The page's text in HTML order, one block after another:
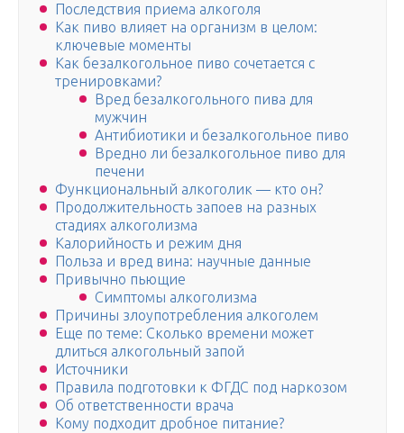
Последствия приема алкоголя
Как пиво влияет на организм в целом:
ключевые моменты
Как безалкогольное пиво сочетается с
тренировками?
Вред безалкогольного пива для
мужчин
Антибиотики и безалкогольное пиво
Вредно ли безалкогольное пиво для
печени
Функциональный алкоголик — кто он?
Продолжительность запоев на разных
стадиях алкоголизма
Калорийность и режим дня
Польза и вред вина: научные данные
Привычно пьющие
Симптомы алкоголизма
Причины злоупотребления алкоголем
Еще по теме: Сколько времени может
длиться алкогольный запой
Источники
Правила подготовки к ФГДС под наркозом
Об ответственности врача
Кому подходит дробное питание?